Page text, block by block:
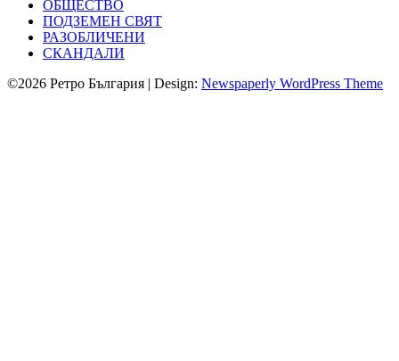
ОБЩЕСТВО
ПОДЗЕМЕН СВЯТ
РАЗОБЛИЧЕНИ
СКАНДАЛИ
©2026 Ретро България | Design: Newspaperly WordPress Theme